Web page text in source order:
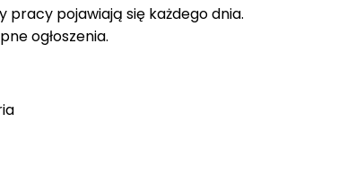
pojawiają się każdego dnia.
ogłoszenia.